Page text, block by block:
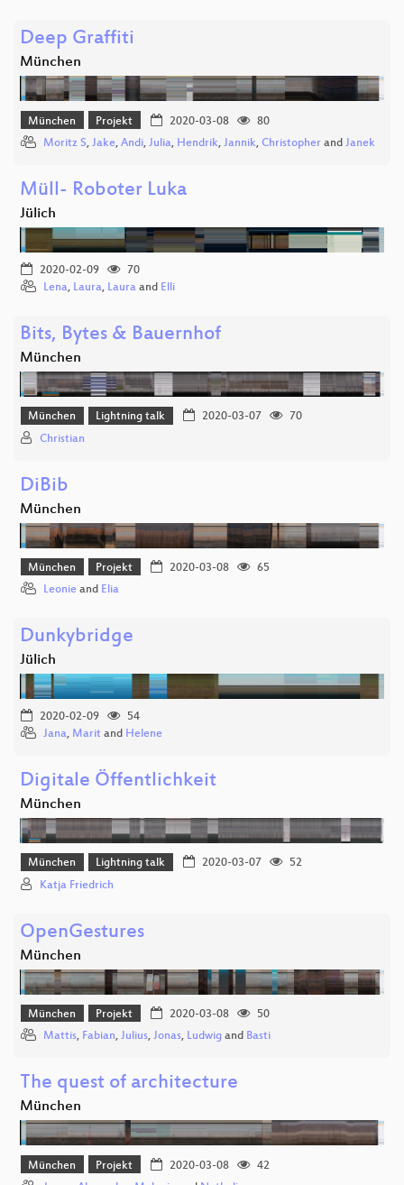
Deep Graffiti
München
München Projekt 2020-03-08
80
Moritz S, Jake, Andi, Julia, Hendrik, Jannik, Christopher and Janek
Müll- Roboter Luka
Jülich
2020-02-09
70
Lena, Laura, Laura and Elli
Bits, Bytes & Bauernhof
München
München Lightning talk 2020-03-07
70
Christian
DiBib
München
München Projekt 2020-03-08
65
Leonie and Elia
Dunkybridge
Jülich
2020-02-09
54
Jana, Marit and Helene
Digitale Öffentlichkeit
München
München Lightning talk 2020-03-07
52
Katja Friedrich
OpenGestures
München
München Projekt 2020-03-08
50
Mattis, Fabian, Julius, Jonas, Ludwig and Basti
The quest of architecture
München
München Projekt 2020-03-08
42